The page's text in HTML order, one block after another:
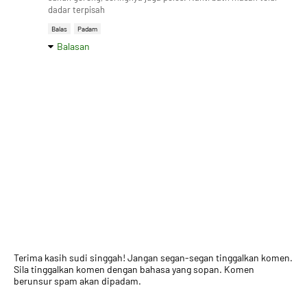
dadar terpisah
Balas Padam
Balasan
Terima kasih sudi singgah! Jangan segan-segan tinggalkan komen.
Sila tinggalkan komen dengan bahasa yang sopan. Komen
berunsur spam akan dipadam.